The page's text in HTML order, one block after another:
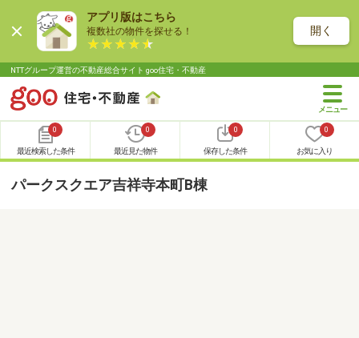
アプリ版はこちら
複数社の物件を探せる！ 開く
NTTグループ運営の不動産総合サイト goo住宅・不動産
0
最近検索した条件
0
最近見た物件
0
保存した条件
0
お気に入り
パークスクエア吉祥寺本町B棟